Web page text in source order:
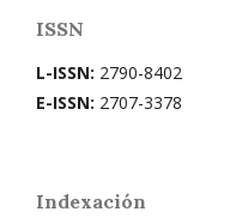
ISSN
L-ISSN: 2790-8402
E-ISSN: 2707-3378
Indexación